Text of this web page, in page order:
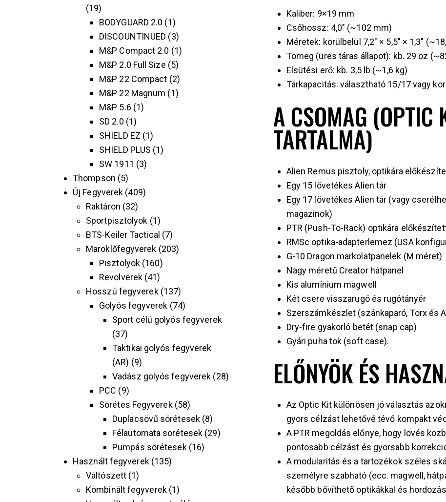
Kaliber: 9×19 mm
Csőhossz: 4,0″ (~102 mm)
Méretek: körülbelül 7,2″ × 5,5″ × 1,3″
Tömeg (üres táras állapot): kb. 29 oz
Elsütési erő: kb. 3,5 lb (~1,6 kg)
Tárkapacitás: választható 15/17 vagy
A CSOMAG (OPTIC
TARTALMA)
Alien Remus pisztoly, optikára
Egy 15 lövetékes Alien tár
Egy 17 lövetékes Alien tár (vagy
magazinok)
PTR (Push-To-Rack) optikára
RMSc optika-adapterlemez (USA
G-10 Dragon markolatpanelek (M méret)
Nagy méretű Creator hátpanel
Kis alumínium magwell
Két csere visszarugó és rugótányér
Szerszámkészlet (szánkaparó, Torx és
Dry-fire gyakorló betét (snap cap)
Gyári puha tok (soft case).
ELŐNYÖK ÉS
Az Optic Kit különösen jó választás
gyors célzást lehetővé tévő kompakt
A PTR megoldás előnye, hogy lövés
pontosabb célzást és gyorsabb
A modularitás és a tartozékok széles
személyre szabható (ecc. magwell,
később bővíthető optikákkal és
19
BODYGUARD 2.0
1
DISCOUNTINUED
3
M&P Compact 2.0 1
M&P 2.0 Full Size 5
M&P 22 Compact 2
M&P 22 Magnum
1
M&P 5.6 1
SD 2.0 1
SHIELD EZ 1
SHIELD PLUS 1
SW 1911
3
Thompson 5
Új Fegyverek 409
Raktáron 32
Sportpisztolyok 1
BTS-Keiler Tactical
7
Maroklőfegyverek 203
Pisztolyok 160
Revolverek 41
Hosszú fegyverek 137
Golyós fegyverek 74
Sport célú golyós fegyverek
37
Taktikai golyós fegyverek
(AR) 9
Vadász golyós fegyverek 28
PCC
9
Sörétes Fegyverek 58
Duplacsövű sörétesek 8
Félautomata sörétesek 29
Pumpás sörétesek 16
Használt fegyverek 135
Váltószett 1
Kombinált fegyverek 1